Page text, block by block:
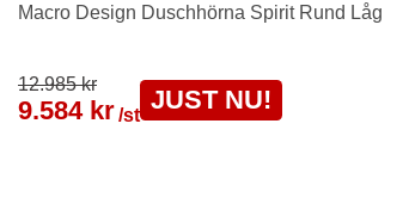
Macro Design Duschhörna Spirit Rund Låg
12.985 kr
9.584 kr/st
JUST NU!